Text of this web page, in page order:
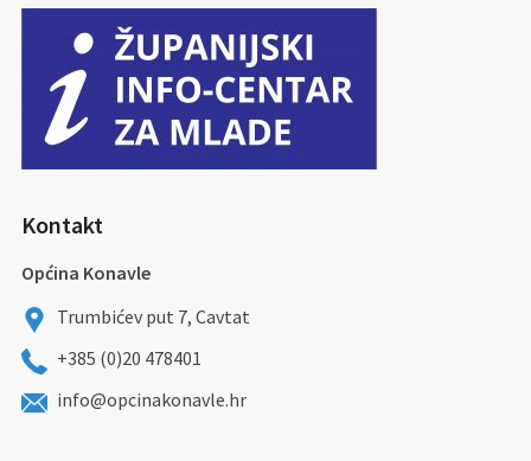
Kontakt
Općina Konavle
Trumbićev put 7, Cavtat
+385 (0)20 478401
info@opcinakonavle.hr